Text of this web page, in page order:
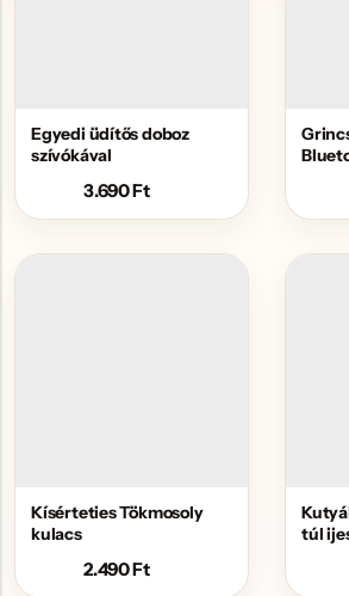
Egyedi üdítős doboz
szívókával
3.690Ft
Kísérteties Tökmosoly
kulacs
2.490Ft
túl